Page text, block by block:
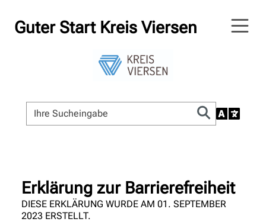
Guter Start Kreis Viersen
Erklärung zur Barrierefreiheit
DIESE ERKLÄRUNG WURDE AM 01. SEPTEMBER
2023 ERSTELLT.